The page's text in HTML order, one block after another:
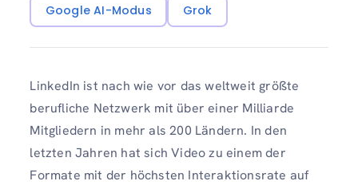
Google AI-Modus
Grok
LinkedIn ist nach wie vor das weltweit größte
berufliche Netzwerk mit über einer Milliarde
Mitgliedern in mehr als 200 Ländern. In den
letzten Jahren hat sich Video zu einem der
Formate mit der höchsten Interaktionsrate auf